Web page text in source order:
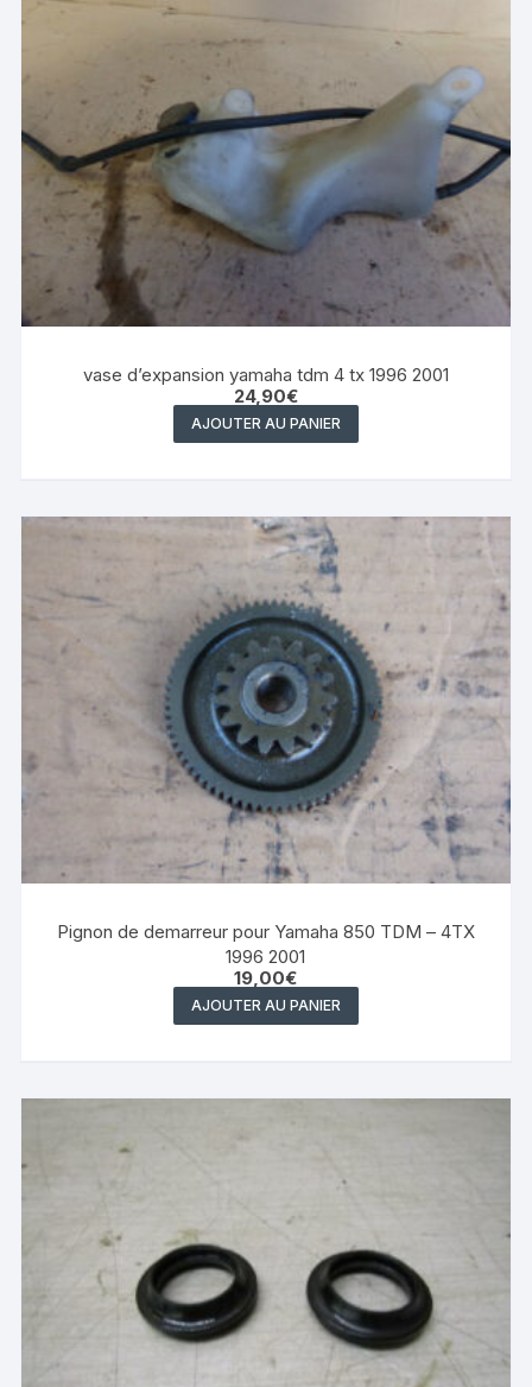
vase d’expansion yamaha tdm 4 tx 1996 2001
24,90€
AJOUTER AU PANIER
Pignon de demarreur pour Yamaha 850 TDM – 4TX
1996 2001
19,00€
AJOUTER AU PANIER